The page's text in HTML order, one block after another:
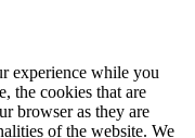
experience while you
the cookies that are
browser as they are
of the website. We